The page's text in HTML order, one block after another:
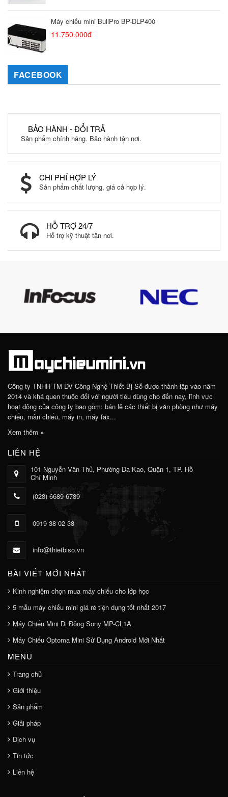
Máy chiếu mini BullPro BP-DLP400
11.750.000đ
FACEBOOK
BẢO HÀNH - ĐỔI TRẢ
Sản phẩm chính hãng. Bảo hành tận nơi.
CHI PHÍ HỢP LÝ
Sản phẩm chất lượng, giá cả hợp lý.
HỖ TRỢ 24/7
Hỗ trợ kỹ thuật tận nơi.
Công ty TNHH TM DV Công Nghệ Thiết Bị Số được thành lập vào năm
2014 và khá quen thuộc đối với người tiêu dùng cho đến nay, lĩnh vực
hoạt động của công ty bao gồm: bán lẻ các thiết bị văn phòng như máy
chiếu, màn chiếu, máy in, máy fax...
Xem thêm »
LIÊN HỆ
101 Nguyễn Văn Thủ, Phường Đa Kao, Quận 1, TP. Hồ
Chí Minh
(028) 6689 6789
0919 38 02 38
info@thietbiso.vn
BÀI VIẾT MỚI NHẤT
Kinh nghiệm chọn mua máy chiếu cho lớp học
5 mẫu máy chiếu mini giá rẻ tiện dụng tốt nhất 2017
Máy Chiếu Mini Di Động Sony MP-CL1A
Máy Chiếu Optoma Mini Sử Dụng Android Mới Nhất
MENU
Trang chủ
Giới thiệu
Sản phẩm
Giải pháp
Dịch vụ
Tin tức
Liên hệ